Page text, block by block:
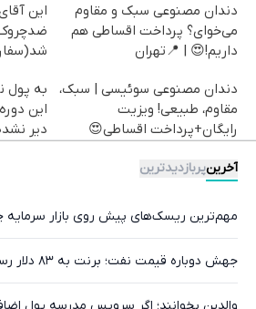
دندان مصنوعی سبک و مقاوم
می‌خوای؟ پرداخت اقساطی هم
داریم!😍 | 📍تهران
دندان مصنوعی سوئیسی | سبک،
مقاوم، طبیعی! ویزیت
رایگان+پرداخت اقساطی😍
به پول
این
دیر
آخرینپربازدیدترین
مهم‌ترین ریسک‌های پیش روی بازار
جهش دوباره قیمت نفت؛ برنت به ۸۳ دلار رسید